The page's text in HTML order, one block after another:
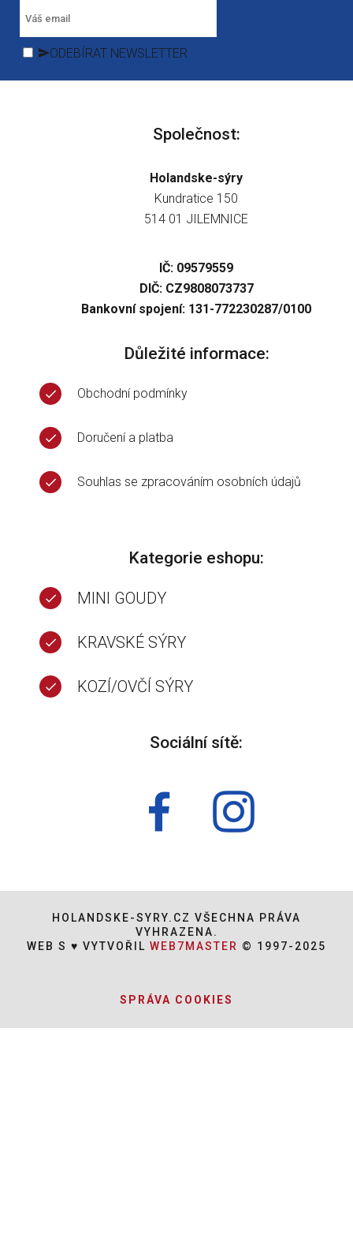
ODEBÍRAT NEWSLETTER
Společnost:
Holandske-sýry
Kundratice 150
514 01 JILEMNICE
IČ: 09579559
DIČ: CZ9808073737
Bankovní spojení: 131-772230287/0100
Důležité informace:
Obchodní podmínky
Doručení a platba
Souhlas se zpracováním osobních údajů
Kategorie eshopu:
MINI GOUDY
KRAVSKÉ SÝRY
KOZÍ/OVČÍ SÝRY
Sociální sítě:
HOLANDSKE-SYRY.CZ VŠECHNA PRÁVA
VYHRAZENA.
WEB S ♥ VYTVOŘIL WEB7MASTER © 1997-2025
SPRÁVA COOKIES